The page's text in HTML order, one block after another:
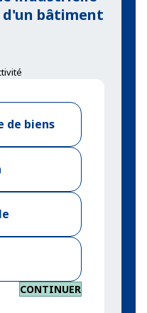
d'un bâtiment
de biens
CONTINUER